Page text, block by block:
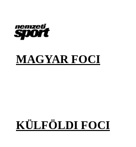
MAGYAR FOCI
KÜLFÖLDI FOCI